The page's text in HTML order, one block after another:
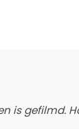
is gefilmd.